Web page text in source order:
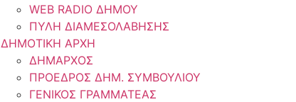
WEB RADIO ΔΗΜΟΥ
ΠΥΛΗ ΔΙΑΜΕΣΟΛΑΒΗΣΗΣ
ΔΗΜΟΤΙΚΗ ΑΡΧΗ
ΔΗΜΑΡΧΟΣ
ΠΡΟΕΔΡΟΣ ΔΗΜ. ΣΥΜΒΟΥΛΙΟΥ
ΓΕΝΙΚΟΣ ΓΡΑΜΜΑΤΕΑΣ